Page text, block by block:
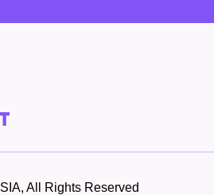
All Rights Reserved